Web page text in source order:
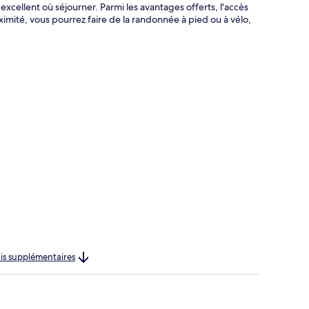
où séjourner. Parmi les avantages offerts, l'accès
vous pourrez faire de la randonnée à pied ou à vélo,
supplémentaires